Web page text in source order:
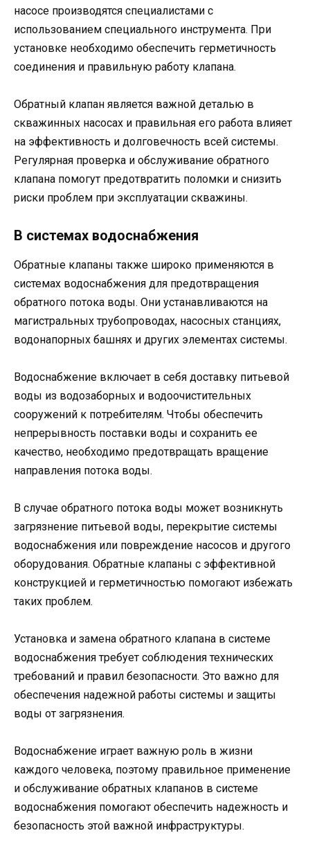
насосе производятся специалистами с
использованием специального инструмента. При
установке необходимо обеспечить герметичность
соединения и правильную работу клапана.
Обратный клапан является важной деталью в
скважинных насосах и правильная его работа влияет
на эффективность и долговечность всей системы.
Регулярная проверка и обслуживание обратного
клапана помогут предотвратить поломки и снизить
риски проблем при эксплуатации скважины.
В системах водоснабжения
Обратные клапаны также широко применяются в
системах водоснабжения для предотвращения
обратного потока воды. Они устанавливаются на
магистральных трубопроводах, насосных станциях,
водонапорных башнях и других элементах системы.
Водоснабжение включает в себя доставку питьевой
воды из водозаборных и водоочистительных
сооружений к потребителям. Чтобы обеспечить
непрерывность поставки воды и сохранить ее
качество, необходимо предотвращать вращение
направления потока воды.
В случае обратного потока воды может возникнуть
загрязнение питьевой воды, перекрытие системы
водоснабжения или повреждение насосов и другого
оборудования. Обратные клапаны с эффективной
конструкцией и герметичностью помогают избежать
таких проблем.
Установка и замена обратного клапана в системе
водоснабжения требует соблюдения технических
требований и правил безопасности. Это важно для
обеспечения надежной работы системы и защиты
воды от загрязнения.
Водоснабжение играет важную роль в жизни
каждого человека, поэтому правильное применение
и обслуживание обратных клапанов в системе
водоснабжения помогают обеспечить надежность и
безопасность этой важной инфраструктуры.